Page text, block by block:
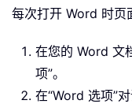
每次打开 Word 时页
在您的 Word 文
项”。
在“Word 选项”